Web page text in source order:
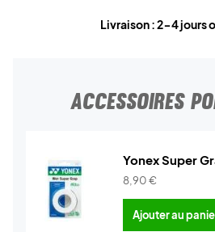
Livraison : 2-4 jours
ACCESSOIRES
Yonex Super
8,90€
Ajouter au